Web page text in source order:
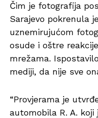
Čim je fotografija
Sarajevo pokrenula
uznemirujućom
osude i oštre
mrežama.
mediji, da nije sve
“Provjerama je
automobila R. A. koji